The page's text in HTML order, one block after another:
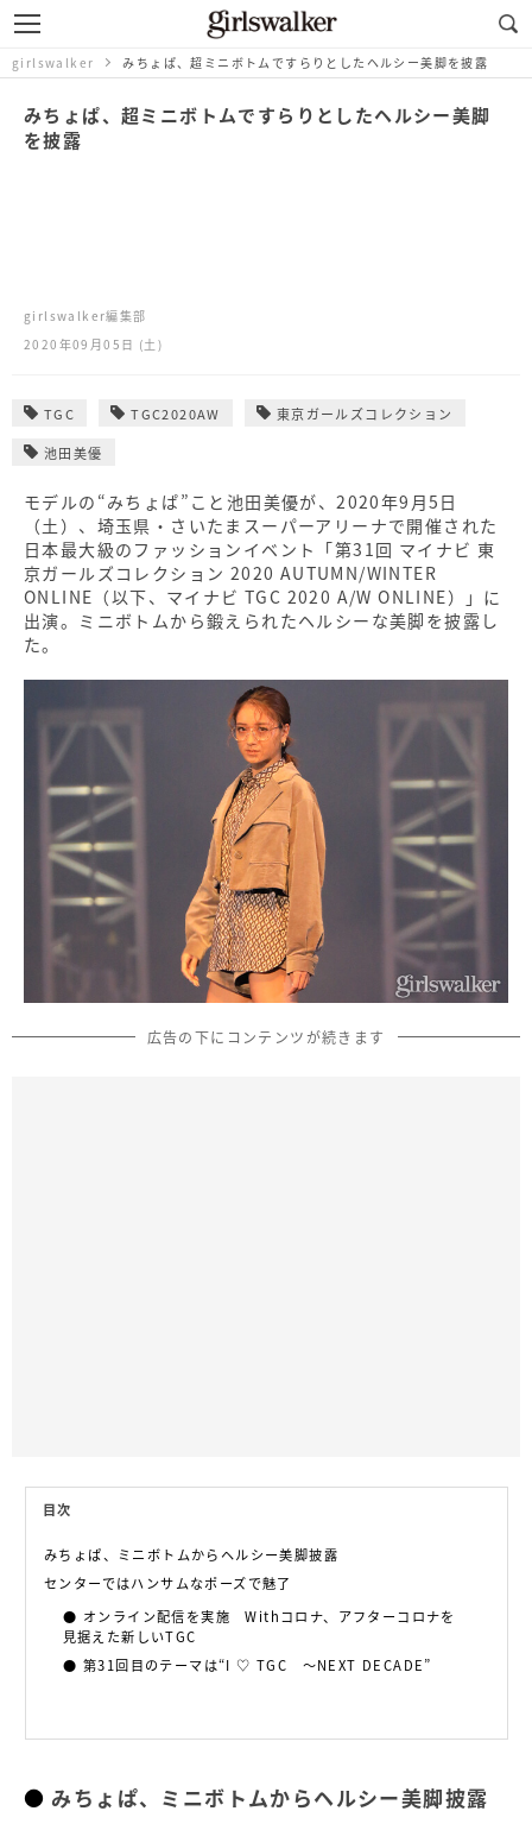
girlswalker みちょぱ、超ミニボトムですらりとしたヘルシー美脚を披露
みちょぱ、超ミニボトムですらりとしたヘルシー美脚
を披露
girlswalker編集部
2020年09月05日 (土)
TGC TGC2020AW 東京ガールズコレクション
池田美優
モデルの“みちょぱ”こと池田美優が、2020年9月5日
（土）、埼玉県・さいたまスーパーアリーナで開催された
日本最大級のファッションイベント「第31回 マイナビ 東
京ガールズコレクション 2020 AUTUMN/WINTER
ONLINE（以下、マイナビ TGC 2020 A/W ONLINE）」に
出演。ミニボトムから鍛えられたヘルシーな美脚を披露し
た。
広告の下にコンテンツが続きます
目次
みちょぱ、ミニボトムからヘルシー美脚披露
センターではハンサムなポーズで魅了
オンライン配信を実施 Withコロナ、アフターコロナを
見据えた新しいTGC
第31回目のテーマは“I ♡ TGC ～NEXT DECADE”
みちょぱ、ミニボトムからヘルシー美脚披露